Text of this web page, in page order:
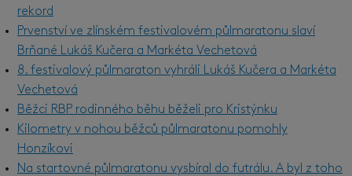
rekord
Prvenství ve zlínském festivalovém půlmaratonu slaví
Brňané Lukáš Kučera a Markéta Vechetová
8. festivalový půlmaraton vyhráli Lukáš Kučera a Markéta
Vechetová
Běžci RBP rodinného běhu běželi pro Kristýnku
Kilometry v nohou běžců půlmaratonu pomohly
Honzíkovi
Na startovné půlmaratonu vysbíral do futrálu. A byl z toho